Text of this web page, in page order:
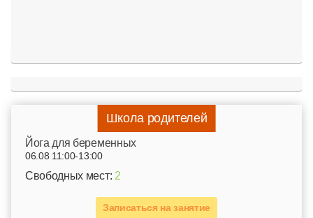
Школа родителей
Йога для беременных
06.08 11:00-13:00
Свободных мест: 2
Записаться на занятие